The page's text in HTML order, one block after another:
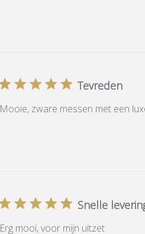
Tevreden
Mooie, zware messen met een
Snelle
Erg mooi, voor mijn uitzet